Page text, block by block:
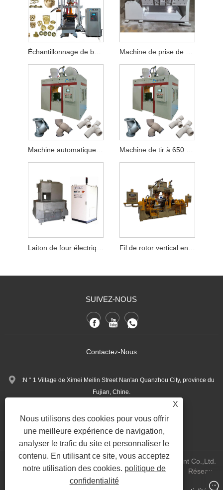
Échantillonnage de base à l'extérieur du botté de dérapage Machine de prise de vue du noyau de la boîte à cœur chaud
Machine automatique de tir de noyau de boîte froide
SUIVEZ-NOUS
Contactez-Nous
:N ° 1 Village de Ximei Meilin Street Nan'an Quanzhou City, province du
Fujian, Chine.
: Nina.h@yueli-tech.com
Copyright @ 2023 Quanzhou Yueli Automation Equipment Co.,Ltd.
All Rights Reserved.WEBSITE TECHNICAL SUPPORT:
Réseau
Tianyu Jack Lin: + 86-15559188336
X
Nous utilisons des cookies pour vous offrir
une meilleure expérience de navigation,
analyser le trafic du site et personnaliser le
contenu. En utilisant ce site, vous acceptez
notre utilisation des cookies. politique de
confidentialité